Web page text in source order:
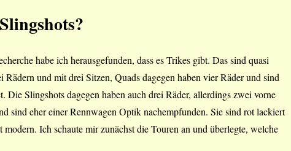
habe ich herausgefunden, dass es Trikes gibt. Das sind quasi
Rädern und mit drei Sitzen, Quads dagegen haben vier Räder und sind
Die Slingshots dagegen haben auch drei Räder, allerdings zwei vorne
sind eher einer Rennwagen Optik nachempfunden. Sie sind rot lackiert
modern. Ich schaute mir zunächst die Touren an und überlegte, welche